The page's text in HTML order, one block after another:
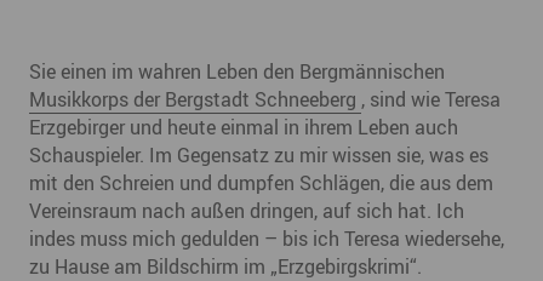
Sie einen im wahren Leben den Bergmännischen
Musikkorps der Bergstadt Schneeberg , sind wie Teresa
Erzgebirger und heute einmal in ihrem Leben auch
Schauspieler. Im Gegensatz zu mir wissen sie, was es
mit den Schreien und dumpfen Schlägen, die aus dem
Vereinsraum nach außen dringen, auf sich hat. Ich
indes muss mich gedulden – bis ich Teresa wiedersehe,
zu Hause am Bildschirm im „Erzgebirgskrimi“.